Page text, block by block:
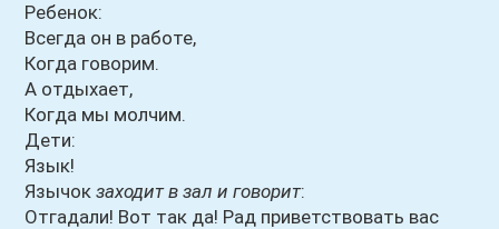
Ребенок:
Всегда он в работе,
Когда говорим.
А отдыхает,
Когда мы молчим.
Дети:
Язык!
Язычокзаходит в зал и говорит:
Отгадали! Вот так да! Рад приветствовать вас